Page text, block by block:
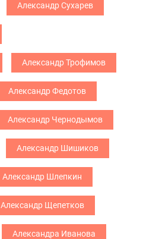
Александр Сухарев
Александр Трофимов
Александр Федотов
Александр Чернодымов
Александр Шишиков
Александр Шлепкин
Александр Щепетков
Александра Иванова